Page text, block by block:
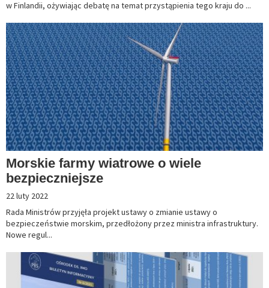
w Finlandii, ożywiając debatę na temat przystąpienia tego kraju do ...
Morskie farmy wiatrowe o wiele
bezpieczniejsze
22 luty 2022
Rada Ministrów przyjęła projekt ustawy o zmianie ustawy o
bezpieczeństwie morskim, przedłożony przez ministra infrastruktury.
Nowe regul...